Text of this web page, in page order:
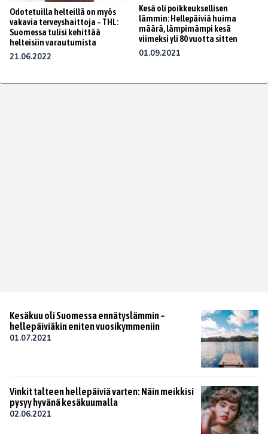
Odotetuilla helteillä on myös
vakavia terveyshaittoja – THL:
Suomessa tulisi kehittää
helteisiin varautumista
21.06.2022
Kesä oli poikkeuksellisen
lämmin: Hellepäiviä huima
määrä, lämpimämpi kesä
viimeksi yli 80 vuotta sitten
01.09.2021
Kesäkuu oli Suomessa ennätyslämmin –
hellepäiviäkin eniten vuosikymmeniin
01.07.2021
Vinkit talteen hellepäiviä varten: Näin meikkisi
pysyy hyvänä kesäkuumalla
02.06.2021